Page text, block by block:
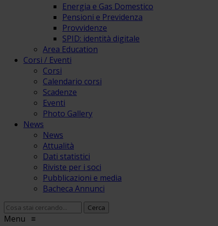
Energia e Gas Domestico
Pensioni e Previdenza
Provvidenze
SPID: identità digitale
Area Education
Corsi / Eventi
Corsi
Calendario corsi
Scadenze
Eventi
Photo Gallery
News
News
Attualità
Dati statistici
Riviste per i soci
Pubblicazioni e media
Bacheca Annunci
Menu ≡